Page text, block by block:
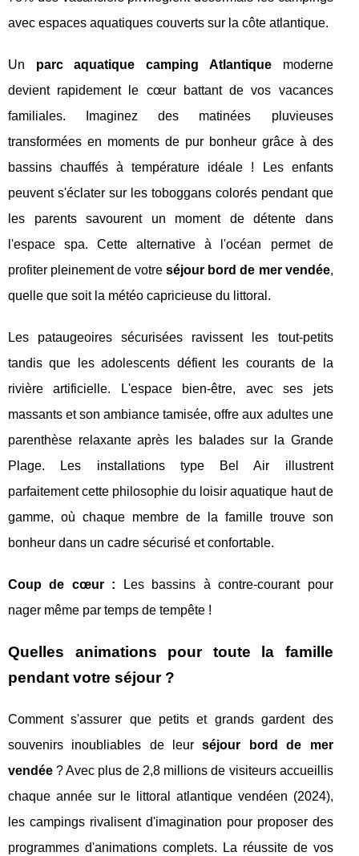
avec espaces aquatiques couverts sur la côte atlantique.
Un parc aquatique camping Atlantiquemoderne
devient rapidement le cœur battant de vos vacances
familiales. Imaginez des matinées pluvieuses
transformées en moments de pur bonheur grâce à des
bassins chauffés à température idéale ! Les enfants
peuvent s'éclater sur les toboggans colorés pendant que
les parents savourent un moment de détente dans
l'espace spa. Cette alternative à l'océan permet de
profiter pleinement de votreséjour bord de mer vendée,
quelle que soit la météo capricieuse du littoral.
Les pataugeoires sécurisées ravissent les tout-petits
tandis que les adolescents défient les courants de la
rivière artificielle. L'espace bien-être, avec ses jets
massants et son ambiance tamisée, offre aux adultes une
parenthèse relaxante après les balades sur la Grande
Plage. Les installations type Bel Air illustrent
parfaitement cette philosophie du loisir aquatique haut de
gamme, où chaque membre de la famille trouve son
bonheur dans un cadre sécurisé et confortable.
Coup de cœur : Les bassins à contre-courant pour
nager même par temps de tempête !
Quelles animations pour toute la famille
pendant votre séjour ?
Comment s'assurer que petits et grands gardent des
souvenirs inoubliables de leurséjour bord de mer
vendée ? Avec plus de 2,8 millions de visiteurs accueillis
chaque année sur le littoral atlantique vendéen (2024),
les campings rivalisent d'imagination pour proposer des
programmes d'animations complets. La réussite de vos